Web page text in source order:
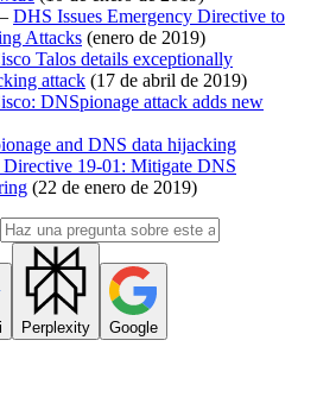
DHS Issues Emergency Directive to
Attacks (enero de 2019)
Talos details exceptionally
attack (17 de abril de 2019)
DNSpionage attack adds new
and DNS data hijacking
Directive 19-01: Mitigate DNS
(22 de enero de 2019)
Perplexity Google